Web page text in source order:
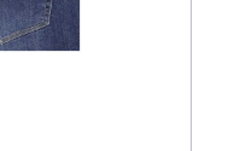
5 von 5 Sternen